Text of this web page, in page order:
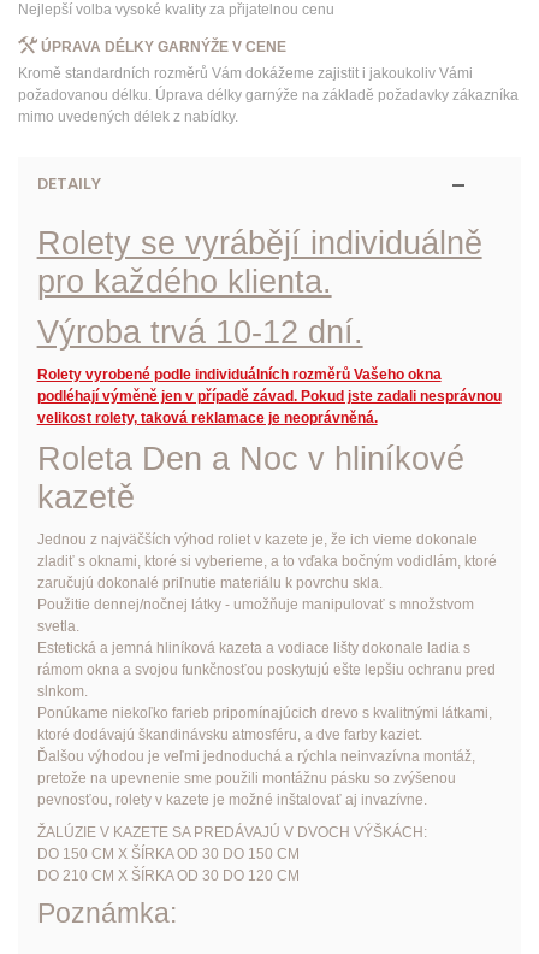
Nejlepší volba vysoké kvality za přijatelnou cenu
ÚPRAVA DÉLKY GARNÝŽE V CENE
Kromě standardních rozměrů Vám dokážeme zajistit i jakoukoliv Vámi
požadovanou délku. Úprava délky garnýže na základě požadavky zákazníka
mimo uvedených délek z nabídky.
DETAILY
Rolety se vyrábějí individuálně
pro každého klienta.
Výroba trvá 10-12 dní.
Rolety vyrobené podle individuálních rozměrů Vašeho okna
podléhají výměně jen v případě závad. Pokud jste zadali nesprávnou
velikost rolety, taková reklamace je neoprávněná.
Roleta Den a Noc v hliníkové
kazetě
Jednou z najväčších výhod roliet v kazete je, že ich vieme dokonale
zladiť s oknami, ktoré si vyberieme, a to vďaka bočným vodidlám, ktoré
zaručujú dokonalé priľnutie materiálu k povrchu skla.
Použitie dennej/nočnej látky - umožňuje manipulovať s množstvom
svetla.
Estetická a jemná hliníková kazeta a vodiace lišty dokonale ladia s
rámom okna a svojou funkčnosťou poskytujú ešte lepšiu ochranu pred
slnkom.
Ponúkame niekoľko farieb pripomínajúcich drevo s kvalitnými látkami,
ktoré dodávajú škandinávsku atmosféru, a dve farby kaziet.
Ďalšou výhodou je veľmi jednoduchá a rýchla neinvazívna montáž,
pretože na upevnenie sme použili montážnu pásku so zvýšenou
pevnosťou, rolety v kazete je možné inštalovať aj invazívne.
ŽALÚZIE V KAZETE SA PREDÁVAJÚ V DVOCH VÝŠKÁCH:
DO 150 CM X ŠÍRKA OD 30 DO 150 CM
DO 210 CM X ŠÍRKA OD 30 DO 120 CM
Poznámka: